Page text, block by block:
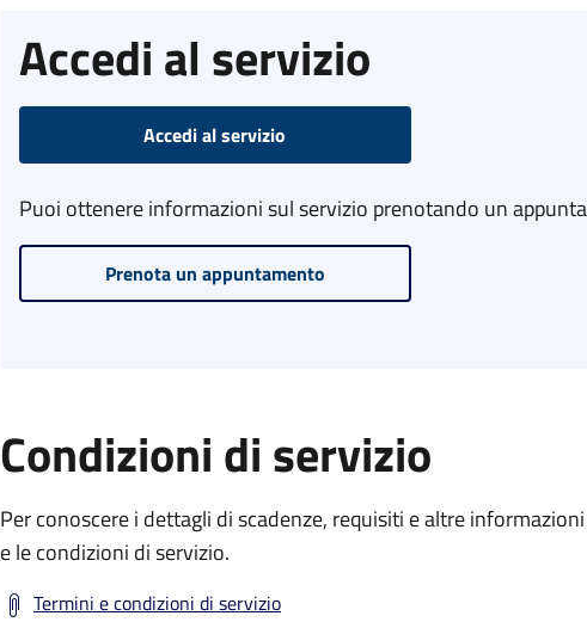
Accedi al servizio
Accedi al servizio
Puoi ottenere informazioni sul servizio prenotando un
Prenota un appuntamento
Condizioni di servizio
Per conoscere i dettagli di scadenze, requisiti e altre
e le condizioni di servizio.
Termini e condizioni di servizio